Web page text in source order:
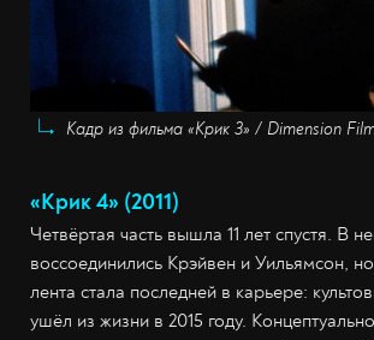
Кадр из фильма «Крик 3» / Dimension
«Крик 4» (2011)
Четвёртая часть вышла 11 лет спустя. В
воссоединились Крэйвен и Уильямсон,
лента стала последней в карьере:
ушёл из жизни в 2015 году.